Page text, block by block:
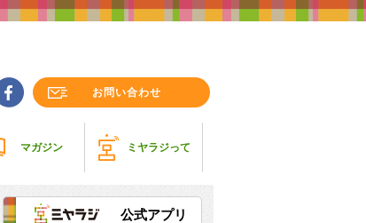
マガジン ミヤラジって
お問い合わせ
公式アプリ